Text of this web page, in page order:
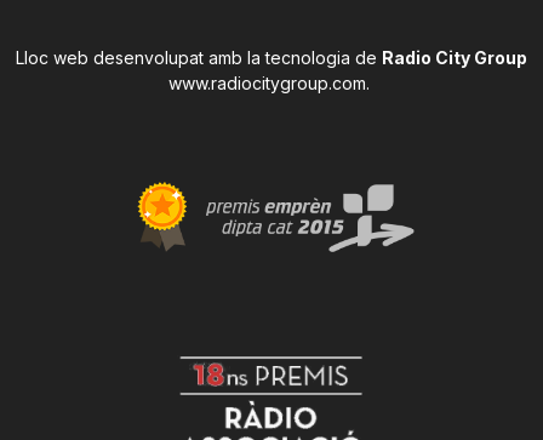
Lloc web desenvolupat amb la tecnologia de Radio City Group
www.radiocitygroup.com.